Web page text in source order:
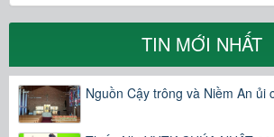
TIN MỚI NHẤT
Nguồn Cậy trông và Niềm An ủi